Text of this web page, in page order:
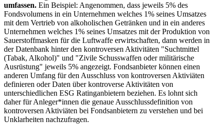
umfassen. Ein Beispiel: Angenommen, dass jeweils 5% des
Fondsvolumens in ein Unternehmen welches 1% seines Umsatzes
mit dem Vertrieb von alkoholischen Getränken und in ein anderes
Unternehmen welches 1% seines Umsatzes mit der Produktion von
Sauerstoffmasken für die Luftwaffe erwirtschaften, dann werden in
der Datenbank hinter den kontroversen Aktivitäten "Suchtmittel
(Tabak, Alkohol)" und "Zivile Schusswaffen oder militärische
Ausrüstung" jeweils 5% angezeigt. Fondsanbieter können einen
anderen Umfang für den Ausschluss von kontroversen Aktiviäten
definieren oder Daten über kontroverse Aktivitäten von
unterschiedlichen ESG Ratinganbietern beziehen. Es lohnt sich
daher für Anleger*innen die genaue Ausschlussdefinition von
kontroversen Aktiviäten bei Fondsanbietern zu verstehen und bei
Unklarheiten nachzufragen.